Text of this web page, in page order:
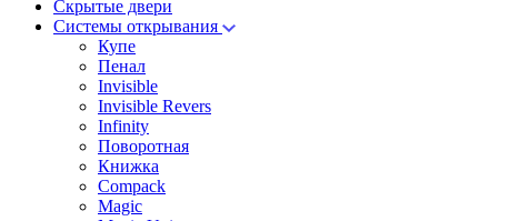
Скрытые двери
Системы открывания
Купе
Пенал
Invisible
Invisible Revers
Infinity
Поворотная
Книжка
Compack
Magic